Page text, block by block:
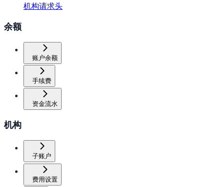
机构请求头
余额
账户余额
手续费
资金流水
机构
子账户
费用设置